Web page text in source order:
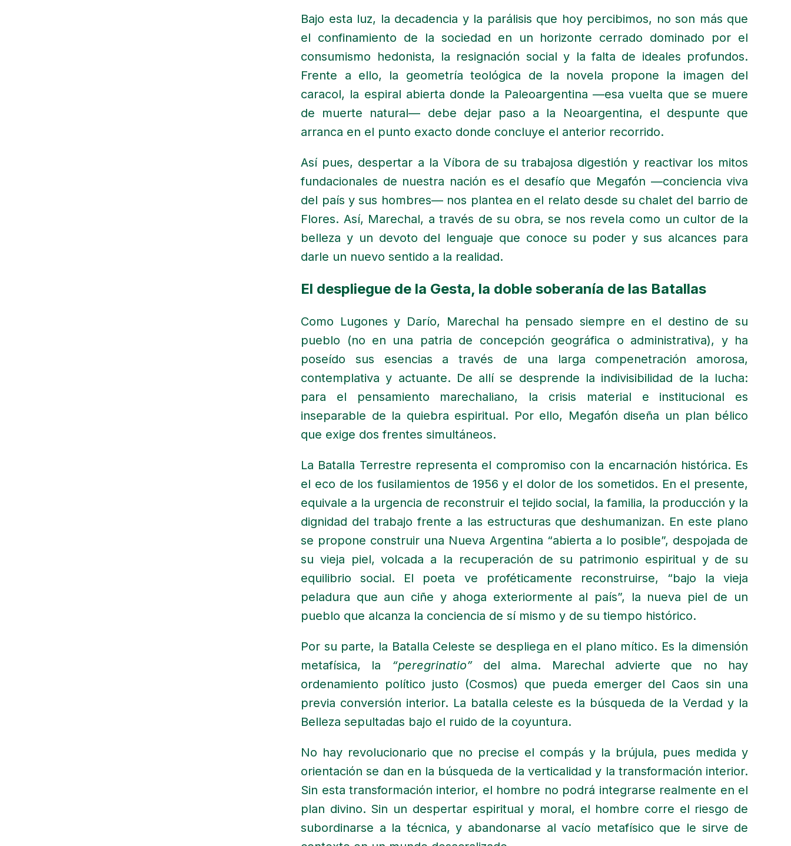
Bajo esta luz, la decadencia y la parálisis que hoy percibimos, no son más que
el confinamiento de la sociedad en un horizonte cerrado dominado por el
consumismo hedonista, la resignación social y la falta de ideales profundos.
Frente a ello, la geometría teológica de la novela propone la imagen del
caracol, la espiral abierta donde la Paleoargentina —esa vuelta que se muere
de muerte natural— debe dejar paso a la Neoargentina, el despunte que
arranca en el punto exacto donde concluye el anterior recorrido.
Así pues, despertar a la Víbora de su trabajosa digestión y reactivar los mitos
fundacionales de nuestra nación es el desafío que Megafón —conciencia viva
del país y sus hombres— nos plantea en el relato desde su chalet del barrio de
Flores. Así, Marechal, a través de su obra, se nos revela como un cultor de la
belleza y un devoto del lenguaje que conoce su poder y sus alcances para
darle un nuevo sentido a la realidad.
El despliegue de la Gesta, la doble soberanía de las Batallas
Como Lugones y Darío, Marechal ha pensado siempre en el destino de su
pueblo (no en una patria de concepción geográfica o administrativa), y ha
poseído sus esencias a través de una larga compenetración amorosa,
contemplativa y actuante. De allí se desprende la indivisibilidad de la lucha:
para el pensamiento marechaliano, la crisis material e institucional es
inseparable de la quiebra espiritual. Por ello, Megafón diseña un plan bélico
que exige dos frentes simultáneos.
La Batalla Terrestre representa el compromiso con la encarnación histórica. Es
el eco de los fusilamientos de 1956 y el dolor de los sometidos. En el presente,
equivale a la urgencia de reconstruir el tejido social, la familia, la producción y la
dignidad del trabajo frente a las estructuras que deshumanizan. En este plano
se propone construir una Nueva Argentina “abierta a lo posible”, despojada de
su vieja piel, volcada a la recuperación de su patrimonio espiritual y de su
equilibrio social. El poeta ve proféticamente reconstruirse, “bajo la vieja
peladura que aun ciñe y ahoga exteriormente al país”, la nueva piel de un
pueblo que alcanza la conciencia de sí mismo y de su tiempo histórico.
Por su parte, la Batalla Celeste se despliega en el plano mítico. Es la dimensión
metafísica, la “peregrinatio”del alma. Marechal advierte que no hay
ordenamiento político justo (Cosmos) que pueda emerger del Caos sin una
previa conversión interior. La batalla celeste es la búsqueda de la Verdad y la
Belleza sepultadas bajo el ruido de la coyuntura.
No hay revolucionario que no precise el compás y la brújula, pues medida y
orientación se dan en la búsqueda de la verticalidad y la transformación interior.
Sin esta transformación interior, el hombre no podrá integrarse realmente en el
plan divino. Sin un despertar espiritual y moral, el hombre corre el riesgo de
subordinarse a la técnica, y abandonarse al vacío metafísico que le sirve de